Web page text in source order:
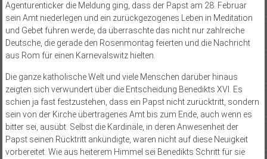
Agenturenticker die Meldung ging, dass der Papst am 28. Februar
sein Amt niederlegen und ein zurückgezogenes Leben in Meditation
und Gebet führen werde, da überraschte das nicht nur zahlreiche
Deutsche, die gerade den Rosenmontag feierten und die Nachricht
aus Rom für einen Karnevalswitz hielten.
Die ganze katholische Welt und viele Menschen darüber hinaus
zeigten sich verwundert über die Entscheidung Benedikts XVI. Es
schien ja fast festzustehen, dass ein Papst nicht zurücktritt, sondern
sein von der Kirche übertragenes Amt bis zum Ende, auch wenn es
bitter sei, ausübt. Selbst die Kardinäle, in deren Anwesenheit der
Papst seinen Rücktritt ankündigte, waren nicht auf diese Neuigkeit
vorbereitet. Wie aus heiterem Himmel sei Benedikts Schritt für sie